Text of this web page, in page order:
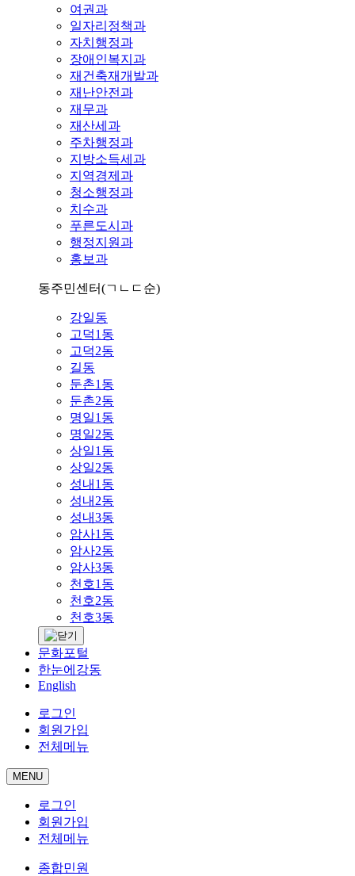
여권과
일자리정책과
자치행정과
장애인복지과
재건축재개발과
재난안전과
재무과
재산세과
주차행정과
지방소득세과
지역경제과
청소행정과
치수과
푸른도시과
행정지원과
홍보과
동주민센터(ㄱㄴㄷ순)
강일동
고덕1동
고덕2동
길동
둔촌1동
둔촌2동
명일1동
명일2동
상일1동
상일2동
성내1동
성내2동
성내3동
암사1동
암사2동
암사3동
천호1동
천호2동
천호3동
문화포털
한눈에강동
English
로그인
회원가입
전체메뉴
MENU
로그인
회원가입
전체메뉴
종합민원